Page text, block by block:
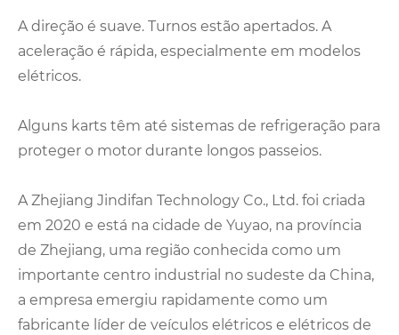
A direção é suave. Turnos estão apertados. A
aceleração é rápida, especialmente em modelos
elétricos.
Alguns karts têm até sistemas de refrigeração para
proteger o motor durante longos passeios.
A Zhejiang Jindifan Technology Co., Ltd. foi criada
em 2020 e está na cidade de Yuyao, na província
de Zhejiang, uma região conhecida como um
importante centro industrial no sudeste da China,
a empresa emergiu rapidamente como um
fabricante líder de veículos elétricos e elétricos de